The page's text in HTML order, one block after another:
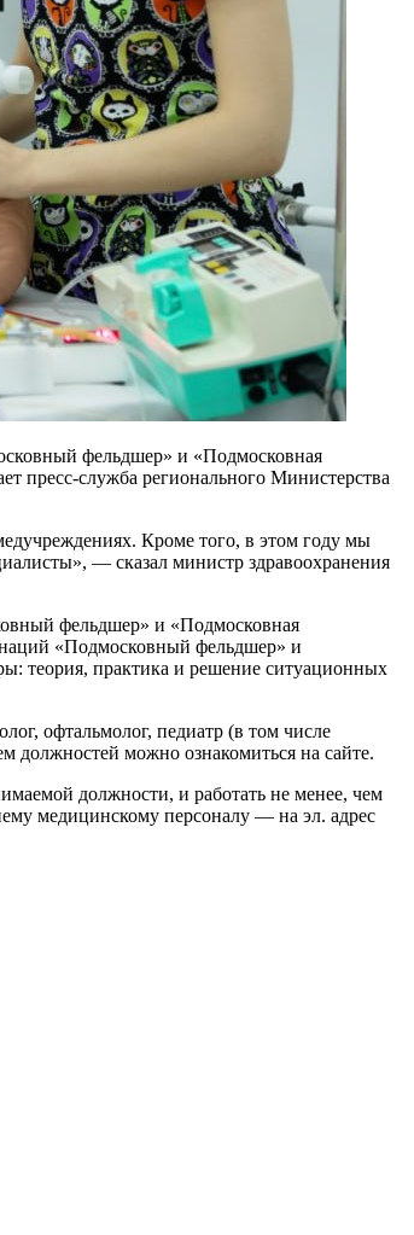
фельдшер» и «Подмосковная
пресс-служба регионального Министерства
Кроме того, в этом году мы
— сказал министр здравоохранения
фельдшер» и «Подмосковная
«Подмосковный фельдшер» и
теория, практика и решение ситуационных
офтальмолог, педиатр (в том числе
должностей можно ознакомиться на сайте.
должности, и работать не менее, чем
медицинскому персоналу — на эл. адрес